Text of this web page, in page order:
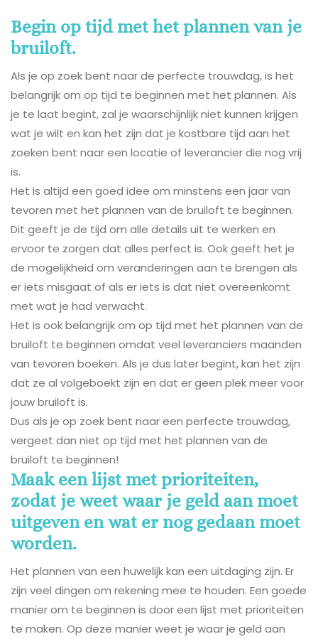
Begin op tijd met het plannen van je
bruiloft.
Als je op zoek bent naar de perfecte trouwdag, is het
belangrijk om op tijd te beginnen met het plannen. Als
je te laat begint, zal je waarschijnlijk niet kunnen krijgen
wat je wilt en kan het zijn dat je kostbare tijd aan het
zoeken bent naar een locatie of leverancier die nog vrij
is.
Het is altijd een goed idee om minstens een jaar van
tevoren met het plannen van de bruiloft te beginnen.
Dit geeft je de tijd om alle details uit te werken en
ervoor te zorgen dat alles perfect is. Ook geeft het je
de mogelijkheid om veranderingen aan te brengen als
er iets misgaat of als er iets is dat niet overeenkomt
met wat je had verwacht.
Het is ook belangrijk om op tijd met het plannen van de
bruiloft te beginnen omdat veel leveranciers maanden
van tevoren boeken. Als je dus later begint, kan het zijn
dat ze al volgeboekt zijn en dat er geen plek meer voor
jouw bruiloft is.
Dus als je op zoek bent naar een perfecte trouwdag,
vergeet dan niet op tijd met het plannen van de
bruiloft te beginnen!
Maak een lijst met prioriteiten,
zodat je weet waar je geld aan moet
uitgeven en wat er nog gedaan moet
worden.
Het plannen van een huwelijk kan een uitdaging zijn. Er
zijn veel dingen om rekening mee te houden. Een goede
manier om te beginnen is door een lijst met prioriteiten
te maken. Op deze manier weet je waar je geld aan